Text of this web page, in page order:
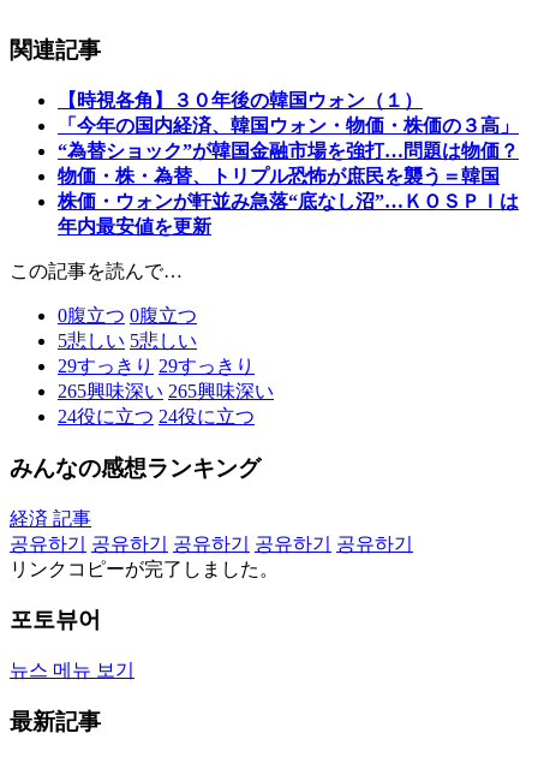
関連記事
【時視各角】３０年後の韓国ウォン（１）
「今年の国内経済、韓国ウォン・物価・株価の３高」
“為替ショック”が韓国金融市場を強打…問題は物価？
物価・株・為替、トリプル恐怖が庶民を襲う＝韓国
株価・ウォンが軒並み急落“底なし沼”…ＫＯＳＰＩは
年内最安値を更新
この記事を読んで…
0腹立つ 0腹立つ
5悲しい 5悲しい
29すっきり 29すっきり
265興味深い 265興味深い
24役に立つ 24役に立つ
みんなの感想ランキング
経済 記事
공유하기
공유하기 공유하기 공유하기
공유하기
リンクコピーが完了しました。
포토뷰어
뉴스 메뉴 보기
最新記事